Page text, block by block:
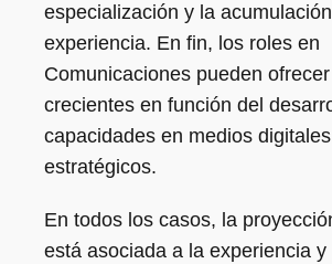
especialización y la
experiencia. En fin, los roles en
Comunicaciones pueden
crecientes en función del
capacidades en medios
estratégicos.
En todos los casos, la
está asociada a la experiencia y